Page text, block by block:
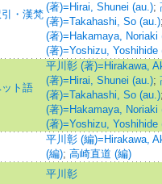
・漢梵
(著)=Hirai, Shunei (au.);
(著)=Takahashi, So (au.)
(著)=Hakamaya, Noriaki
(著)=Yoshizu, Yoshihide
ト語
平川彰 (著)=Hirakawa,
(著)=Hirai, Shunei (au.);
(著)=Takahashi, So (au.)
(著)=Hakamaya, Noriaki
(著)=Yoshizu, Yoshihide
平川彰 (編)=Hirakawa,
(編); 高崎直道 (編)
平川彰